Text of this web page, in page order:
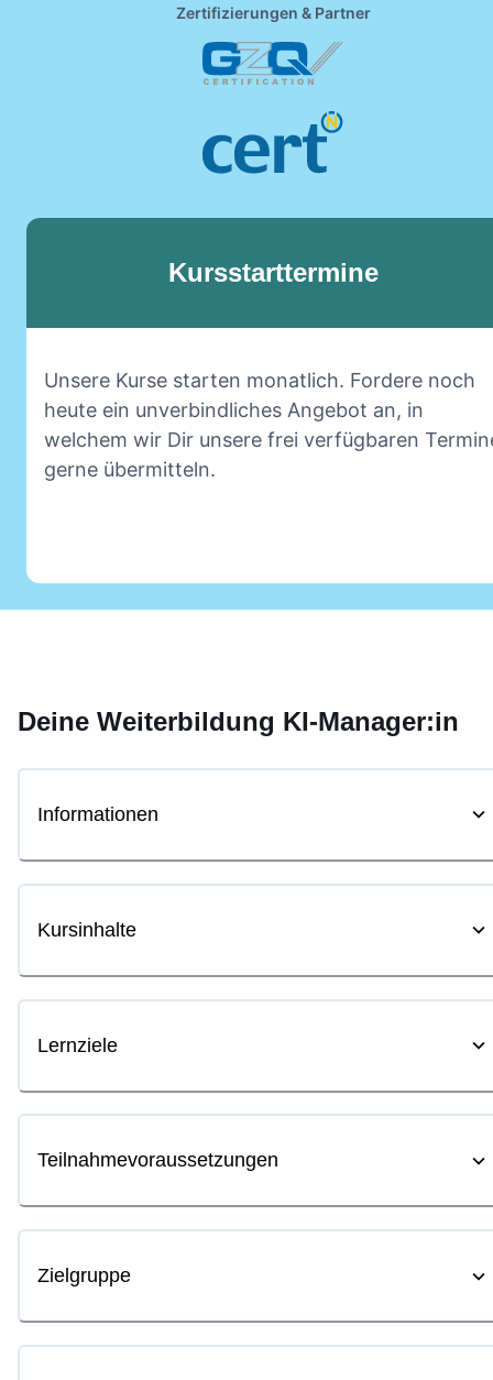
Zertifizierungen & Partner
Kursstarttermine
Unsere Kurse starten monatlich. Fordere noch
heute ein unverbindliches Angebot an, in
welchem wir Dir unsere frei verfügbaren
gerne übermitteln.
Deine Weiterbildung KI-Manager:in
Informationen
Kursinhalte
Lernziele
Teilnahmevoraussetzungen
Zielgruppe